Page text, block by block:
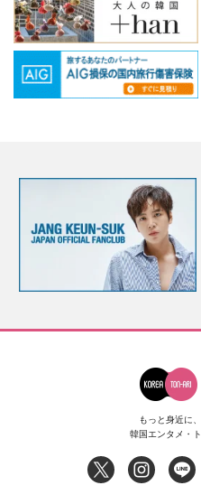
もっと身近に
韓国エンタメ・